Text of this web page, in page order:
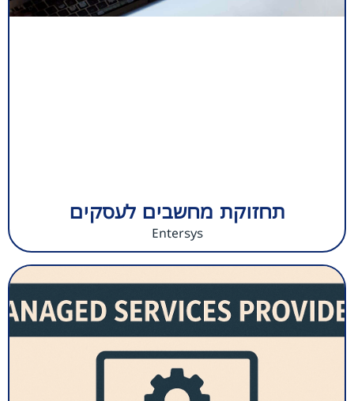
תחזוקת מחשבים לעסקים
Entersys